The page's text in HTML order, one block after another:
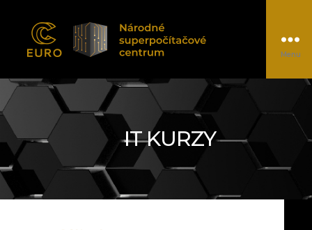
Menu
IT KURZY